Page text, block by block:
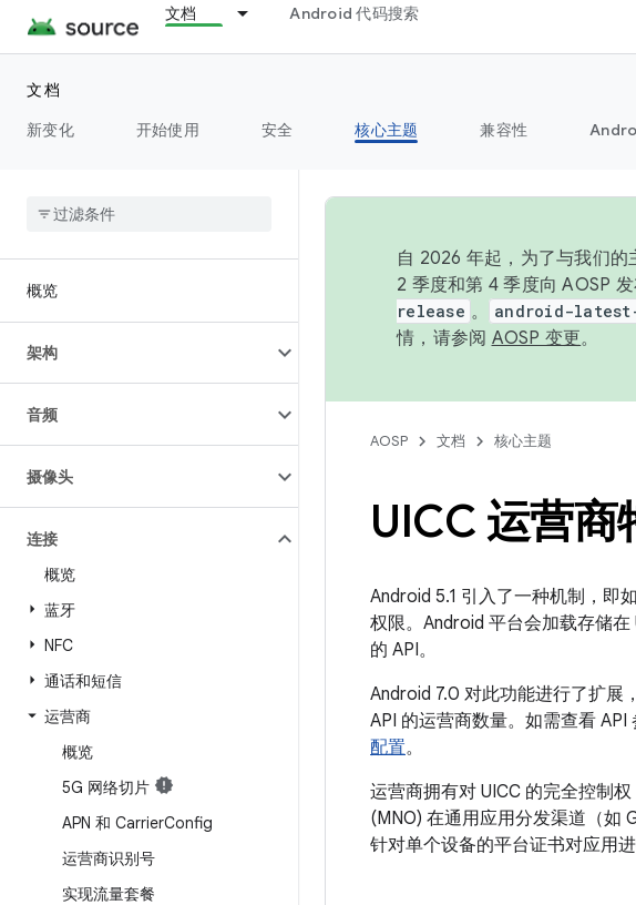
文档 Android 代码搜索
文档
新变化
开始使用 安全 核心主题 兼容性
概览
架构
音频
摄像头
连接
概览
蓝牙
NFC
通话和短信
运营商
概览
5G 网络切片
APN 和 CarrierConfig
运营商识别号
实现流量套餐
自 2026 年起，为了与我们
2 季度和第 4 季度向 AOSP
release 。 android-
情，请参阅 AOSP 变更。
AOSP 文档 核心主题
UICC 运营商
Android 5.1 引入了一种机制，即
权限。Android 平台会加载存储
的 API。
Android 7.0 对此功能进行了扩展
API 的运营商数量。如需查看 API
配置。
运营商拥有对 UICC 的完全控制
(MNO) 在通用应用分发渠道（如
针对单个设备的平台证书对应用